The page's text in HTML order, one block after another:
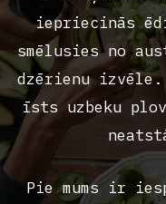
iepriecinās
smēlusies no
dzērienu
īsts uzbeku
Pie mums ir